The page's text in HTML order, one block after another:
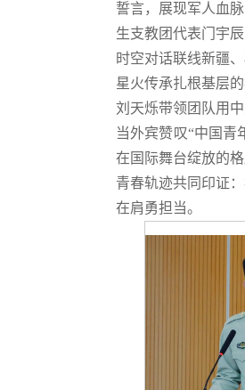
誓言，展现军人血
生支教团代表门宇
时空对话联线新疆
星火传承扎根基层
刘天烁带领团队用
当外宾赞叹“中国青
在国际舞台绽放的
青春轨迹共同印证
在肩勇担当。